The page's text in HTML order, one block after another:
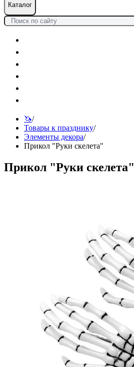
Каталог
🦄/
Товары к празднику/
Элементы декора/
Прикол "Руки скелета"
Прикол "Руки скелета"